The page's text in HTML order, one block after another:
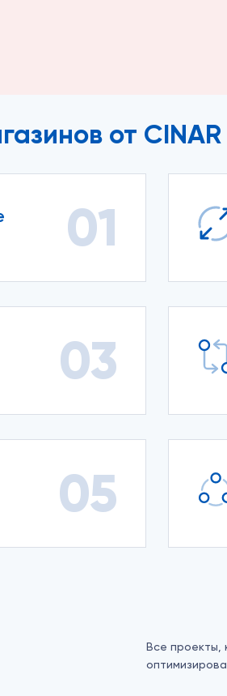
от CINAR
01
03
05
Все проекты,